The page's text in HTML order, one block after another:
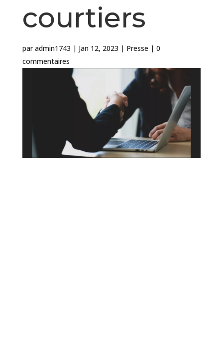
courtiers
paradmin1743 | Jan 12, 2023 | Presse | 0
commentaires